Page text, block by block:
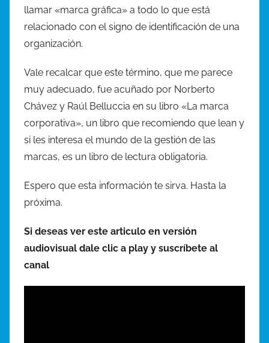
llamar «marca gráfica» a todo lo que está
relacionado con el signo de identificación de una
organización.
Vale recalcar que este término, que me parece
muy adecuado, fue acuñado por Norberto
Chávez y Raúl Belluccia en su libro «La marca
corporativa», un libro que recomiendo que lean y
si les interesa el mundo de la gestión de las
marcas, es un libro de lectura obligatoria.
Espero que esta información te sirva. Hasta la
próxima.
Si deseas ver este articulo en versión
audiovisual dale clic a play y suscríbete al
canal